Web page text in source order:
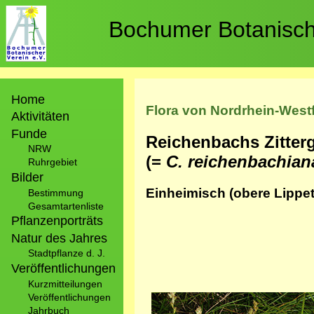
Direkt
zum
Inhalt
Bochumer
Home
Aktivitäten
Funde
NRW
Ruhrgebiet
Bilder
Bestimmung
Gesamtartenliste
Pflanzenporträts
Natur des Jahres
Stadtpflanze d. J.
Veröffentlichungen
Kurzmitteilungen
Veröffentlichungen
Jahrbuch
Flora von Nordrhein-
Reichenbachs
(= C.
Einheimisch (obere
Bild